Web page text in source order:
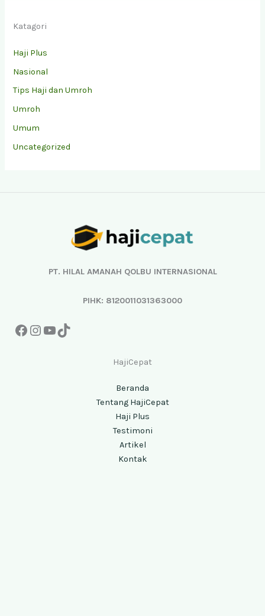
Katagori
Haji Plus
Nasional
Tips Haji dan Umroh
Umroh
Umum
Uncategorized
PT. HILAL AMANAH QOLBU INTERNASIONAL
PIHK: 8120011031363000
Instagram
YouTube
TikTok
HajiCepat
Beranda
Tentang HajiCepat
Haji Plus
Testimoni
Artikel
Kontak